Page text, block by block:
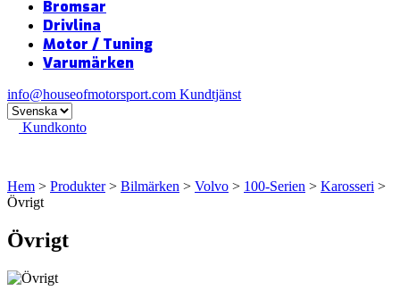
Bromsar
Drivlina
Motor / Tuning
Varumärken
info@houseofmotorsport.com Kundtjänst
Kundkonto
Hem > Produkter> Bilmärken > Volvo > 100-Serien > Karosseri >
Övrigt
Övrigt